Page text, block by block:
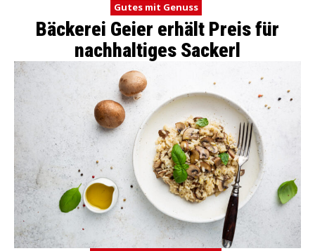
Gutes mit Genuss
Bäckerei Geier erhält Preis für
nachhaltiges Sackerl